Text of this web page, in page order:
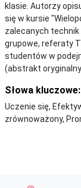
klasie. Autorzy
się w kursie
zalecanych technik
grupowe, referaty
studentów w
(abstrakt
Słowa kluczowe:
Uczenie się,
zrównoważony,